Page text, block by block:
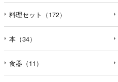
料理セット（172）
本（34）
食器（11）